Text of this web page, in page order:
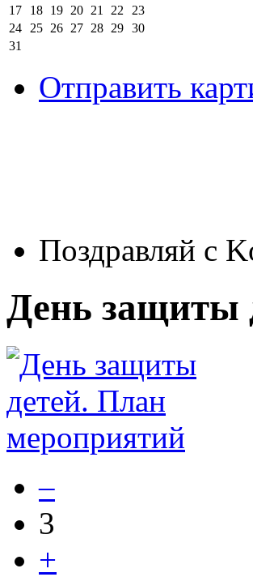
17
18 19 20 21 22
23
24
25 26 27 28 29 30
31
Отправить
Поздравляй с
День защиты
–
3
+